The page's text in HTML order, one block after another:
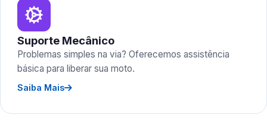
Suporte Mecânico
Problemas simples na via? Oferecemos assistência
básica para liberar sua moto.
Saiba Mais